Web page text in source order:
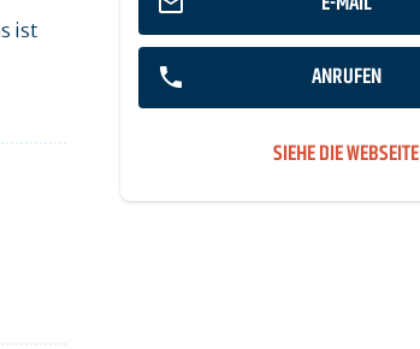
ANRUFEN
SIEHE DIE WEBSEITE
ist